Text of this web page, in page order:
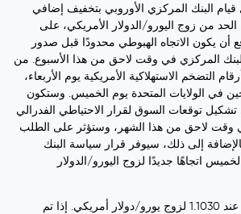
قيام البنك المركزي الأوروبي بتخفيف إضافي
الحد من زوج اليورو/الدولار الأمريكي، على
أن يكون الاتجاه الهبوطي محدودًا قبل صدور
المركزي في وقت لاحق من هذا الأسبوع. من
التضخم الاستهلاكية الأمريكية يوم الأربعاء،
في الولايات المتحدة يوم الخميس. وستكون
توقعات السوق لقرار الاحتياطي الفدرالي
وقت لاحق من هذا الشهر، وستؤثر على الطلب
إلى ذلك، سيوفر قرار سياسة البنك
اتجاهًا جديدًا لزوج اليورو/الدولار
يقع مستوى الدعم الأول عند 1.1030 لزوج يورو/دولار أمريكي. إذا تم